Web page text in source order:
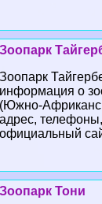
Зоопарк
Зоопарк
информация о
(Южно-
адрес,
официальный
Зоопарк Тони